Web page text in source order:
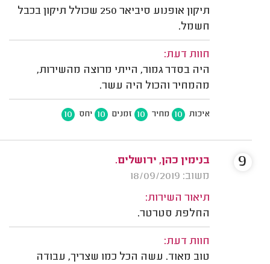
תיקון אופנוע סיביאר 250 שכולל תיקון בכבל
חשמל.
חוות דעת:
היה בסדר גמור, הייתי מרוצה מהשירות,
מהמחיר והכול היה עשר.
איכות 10 מחיר 10 זמנים 10 יחס 10
בנימין כהן, ירושלים.
משוב: 18/09/2019
תיאור השירות:
החלפת סטרטר.
חוות דעת:
טוב מאוד. עשה הכל כמו שצריך, עבודה
9